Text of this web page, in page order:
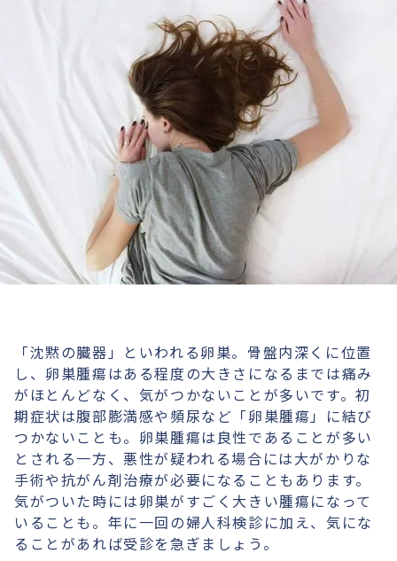
「沈黙の臓器」といわれる卵巣。骨盤内深くに位置
し、卵巣腫瘍はある程度の大きさになるまでは痛み
がほとんどなく、気がつかないことが多いです。初
期症状は腹部膨満感や頻尿など「卵巣腫瘍」に結び
つかないことも。卵巣腫瘍は良性であることが多い
とされる一方、悪性が疑われる場合には大がかりな
手術や抗がん剤治療が必要になることもあります。
気がついた時には卵巣がすごく大きい腫瘍になって
いることも。年に一回の婦人科検診に加え、気にな
ることがあれば受診を急ぎましょう。